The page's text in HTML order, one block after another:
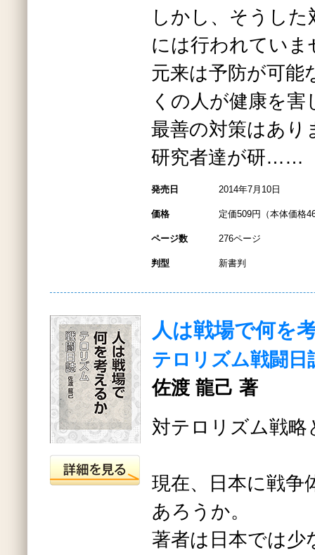
しかし、そうし
には行われていま
元来は予防が可能
くの人が健康を
最善の対策はあり
研究者達が研……
発売日 2014年7月10日
価格 定価509円（本体価格
ページ数 276ページ
判型 新書判
人は戦場で何を
テロリズム戦闘日
佐渡 龍己 著
対テロリズム戦略
現在、日本に戦争
あろうか。
著者は日本では少